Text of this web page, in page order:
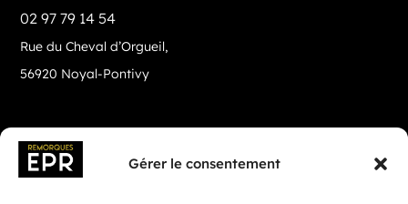
Gérer le consentement
02 97 79 14 54
Rue du Cheval d’Orgueil,
56920 Noyal-Pontivy